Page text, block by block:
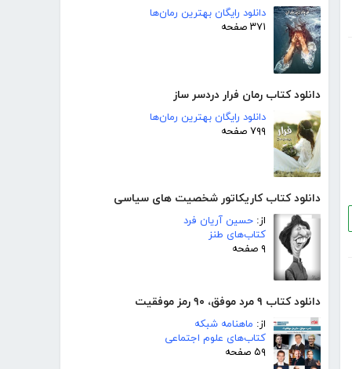
دانلود رایگان بهترین رمان‌ها
۳۷۱ صفحه
دانلود کتاب رمان فرار دردسر ساز
دانلود رایگان بهترین رمان‌ها
۷۹۹ صفحه
دانلود کتاب کاریکاتور شخصیت های سیاسی
از: حسین آریان فرد
کتاب‌های طنز
۹ صفحه
دانلود کتاب ۹ مرد موفق، ۹۰ رمز موفقیت
از: ماهنامه شبکه
کتاب‌های علوم اجتماعی
۵۹ صفحه